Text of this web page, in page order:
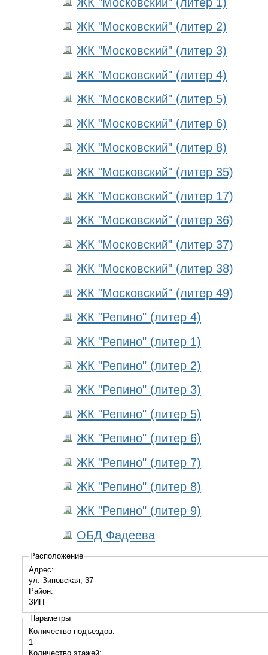
ЖК "Московский" (литер 2)
ЖК "Московский" (литер 3)
ЖК "Московский" (литер 4)
ЖК "Московский" (литер 5)
ЖК "Московский" (литер 6)
ЖК "Московский" (литер 8)
ЖК "Московский" (литер 35)
ЖК "Московский" (литер 17)
ЖК "Московский" (литер 36)
ЖК "Московский" (литер 37)
ЖК "Московский" (литер 38)
ЖК "Московский" (литер 49)
ЖК "Репино" (литер 4)
ЖК "Репино" (литер 1)
ЖК "Репино" (литер 2)
ЖК "Репино" (литер 3)
ЖК "Репино" (литер 5)
ЖК "Репино" (литер 6)
ЖК "Репино" (литер 7)
ЖК "Репино" (литер 8)
ЖК "Репино" (литер 9)
ОБД Фадеева
Расположение
Адрес:
ул. Зиповская, 37
Район:
ЗИП
Параметры
Количество подъездов:
1
Количество этажей: